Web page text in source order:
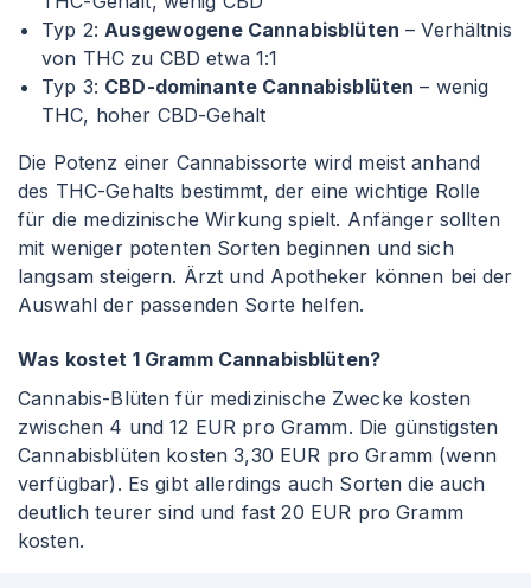
Typ 2:Ausgewogene Cannabisblüten – Verhältnis
von THC zu CBD etwa 1:1
Typ 3: CBD-dominante Cannabisblüten – wenig
THC, hoher CBD-Gehalt
Die Potenz einer Cannabissorte wird meist anhand
des THC-Gehalts bestimmt, der eine wichtige Rolle
für die medizinische Wirkung spielt. Anfänger sollten
mit weniger potenten Sorten beginnen und sich
langsam steigern. Ärzt und Apotheker können bei der
Auswahl der passenden Sorte helfen.
Was kostet 1 Gramm Cannabisblüten?
Cannabis-Blüten für medizinische Zwecke kosten
zwischen 4 und 12 EUR pro Gramm. Die günstigsten
Cannabisblüten kosten 3,30 EUR pro Gramm (wenn
verfügbar). Es gibt allerdings auch Sorten die auch
deutlich teurer sind und fast 20 EUR pro Gramm
kosten.